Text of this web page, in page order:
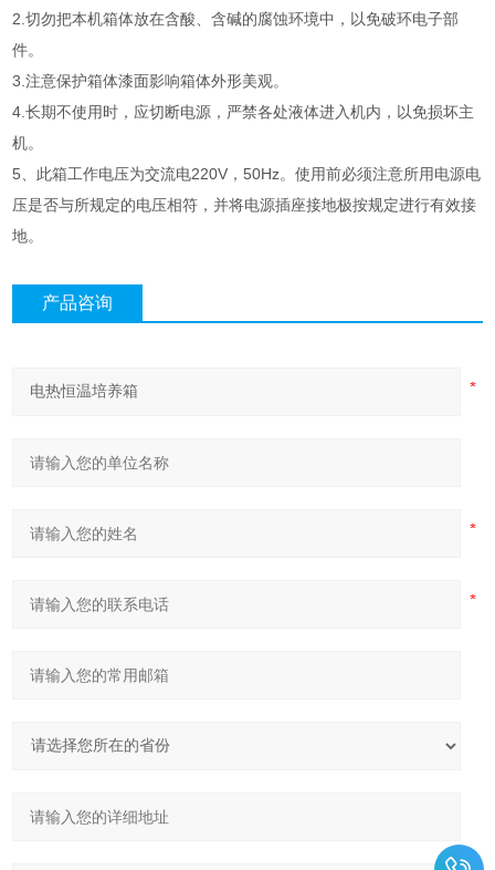
2.切勿把本机箱体放在含酸、含碱的腐蚀环境中，以免破环电子部
件。
3.注意保护箱体漆面影响箱体外形美观。
4.长期不使用时，应切断电源，严禁各处液体进入机内，以免损坏主
机。
5、此箱工作电压为交流电220V，50Hz。使用前必须注意所用电源电
压是否与所规定的电压相符，并将电源插座接地极按规定进行有效接
地。
产品咨询